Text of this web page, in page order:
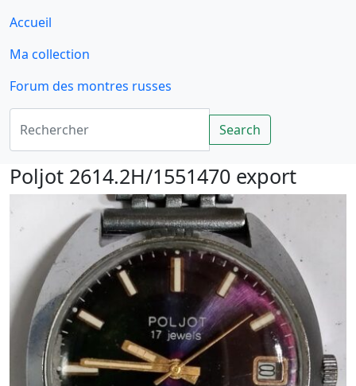
Accueil
Ma collection
Forum des montres russes
Rechercher
Search
Poljot 2614.2H/1551470 export